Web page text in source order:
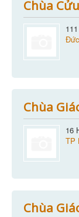
Chùa
Đức
Chùa
16
TP
Chùa